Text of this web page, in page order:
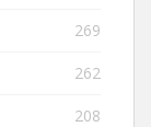
269
262
208